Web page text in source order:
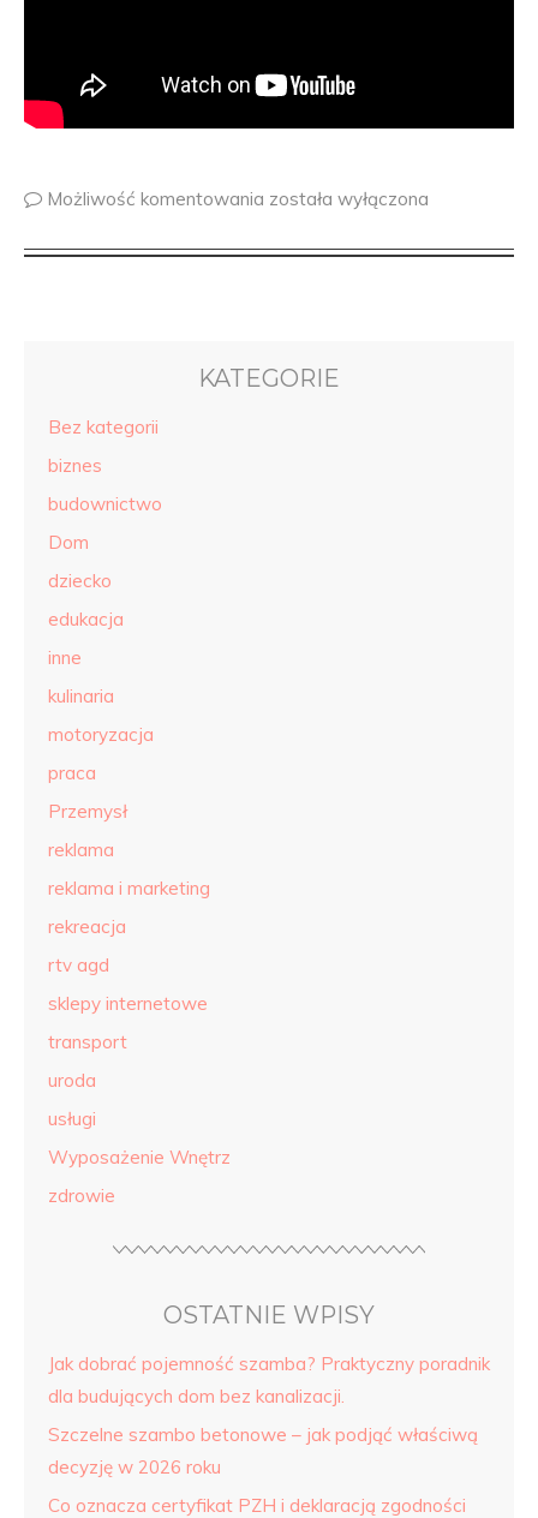
Możliwość komentowania została wyłączona
KATEGORIE
Bez kategorii
biznes
budownictwo
Dom
dziecko
edukacja
inne
kulinaria
motoryzacja
praca
Przemysł
reklama
reklama i marketing
rekreacja
rtv agd
sklepy internetowe
transport
uroda
usługi
Wyposażenie Wnętrz
zdrowie
OSTATNIE WPISY
Jak dobrać pojemność szamba? Praktyczny poradnik
dla budujących dom bez kanalizacji.
Szczelne szambo betonowe – jak podjąć właściwą
decyzję w 2026 roku
Co oznacza certyfikat PZH i deklaracją zgodności